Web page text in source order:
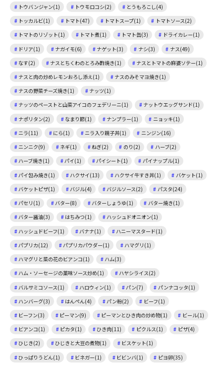
トウバンジャン(1)
トウモロコシ(2)
とうもろこし(4)
トッカルビ(1)
トマト(47) トマトスープ(1)
トマトソース(2)
トマトのリゾット(1)
トマト煮(1) トマト缶(3)
ドライカレー(1)
ドリア(1)
ナガイモ(6) ナゲット(3) ナシ(3)
ナス(49)
なす(2)
ナスとちくわのとろみ酢焼き(1)
ナスとトマトの麻婆ソテー(1)
ナスと肉の炒めレモンおろし添え(1)
ナスのみそマヨ焼き(1)
ナスの野菜チーズ焼き(1)
ナッツ(1)
ナッツのペーストと山菜アイコのフェデリーニ(1)
ナットウエッグサンド(1)
ナポリタン(2)
なまり節(1) ナンプラー(1)
ニョッキ(1)
ニラ(11)
にら(1) ニラ入り親子丼(1)
ニンジン(16)
ニンニク(9)
ネギ(1) ねぎ(2) のり(2)
ハーブ(2)
ハーブ焼き(1)
パイ(1) パイシート(1)
パイナップル(1)
パイ包み焼き(1)
ハクサイ(13) ハクサイ牛すき丼(1)
バケット(1)
バケットピザ(1)
バジル(4) バジルソース(2)
パスタ(24)
パセリ(1)
バター(8) バターしょうゆ(1)
バター焼き(1)
バター醤油(3)
はちみつ(1)
ハッシュドオニオン(1)
ハッシュドビーフ(1)
バナナ(1)
ハニーマスタード(1)
パプリカ(12)
パプリカパウダー(1)
ハマグリ(1)
ハマグリと菜の花のビアンコ(1)
ハム(3)
ハム・ソーセージの薬味ソース炒め(1)
ハヤシライス(2)
バルサミコソース(1)
ハロウィン(1) パン(7)
パンナコッタ(1)
ハンバーグ(3)
はんぺん(4) パン粉(2)
ビーフ(1)
ビーフン(3)
ピーマン(9) ピーマンとひき肉の炒め物(1)
ビール(1)
ビアンコ(1)
ピカタ(1) ひき肉(11) ピクルス(1)
ピザ(4)
ひじき(2)
ひじきと大豆の煮物(1)
ビスケット(1)
ひっぱりうどん(1)
ビネガー(1) ビビンバ(1)
ピヨ卵(35)